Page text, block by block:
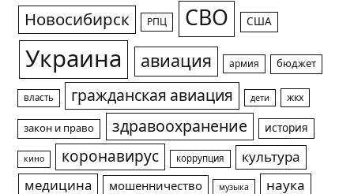
Новосибирск РПЦ СВО США
Украина авиация армия бюджет
власть гражданская авиация дети жкх
закон и право здравоохранение история
кино коронавирус коррупция
культура
медицина
мошенничество музыка
наука